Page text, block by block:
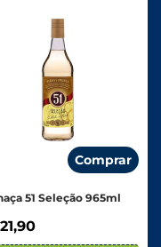
Comprar
51 Seleção 965ml